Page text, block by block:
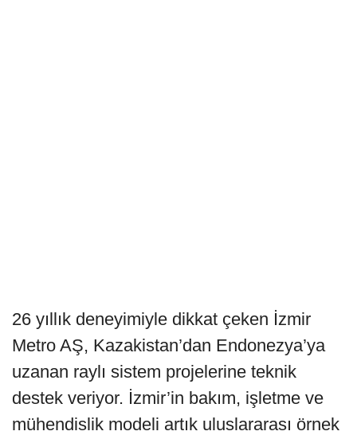
26 yıllık deneyimiyle dikkat çeken İzmir
Metro AŞ, Kazakistan’dan Endonezya’ya
uzanan raylı sistem projelerine teknik
destek veriyor. İzmir’in bakım, işletme ve
mühendislik modeli artık uluslararası örnek